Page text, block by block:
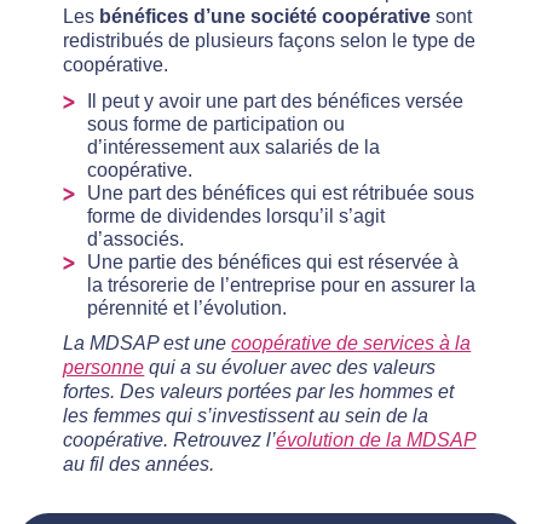
Les bénéfices d’une société coopérative sont
redistribués de plusieurs façons selon le type de
coopérative.
Il peut y avoir une part des bénéfices versée
sous forme de participation ou
d’intéressement aux salariés de la
coopérative.
Une part des bénéfices qui est rétribuée sous
forme de dividendes lorsqu’il s’agit
d’associés.
Une partie des bénéfices qui est réservée à
la trésorerie de l’entreprise pour en assurer la
pérennité et l’évolution.
La MDSAP est unecoopérative de services à la
personne qui a su évoluer avec des valeurs
fortes. Des valeurs portées par les hommes et
les femmes qui s’investissent au sein de la
coopérative. Retrouvez l’évolution de la MDSAP
au fil des années.